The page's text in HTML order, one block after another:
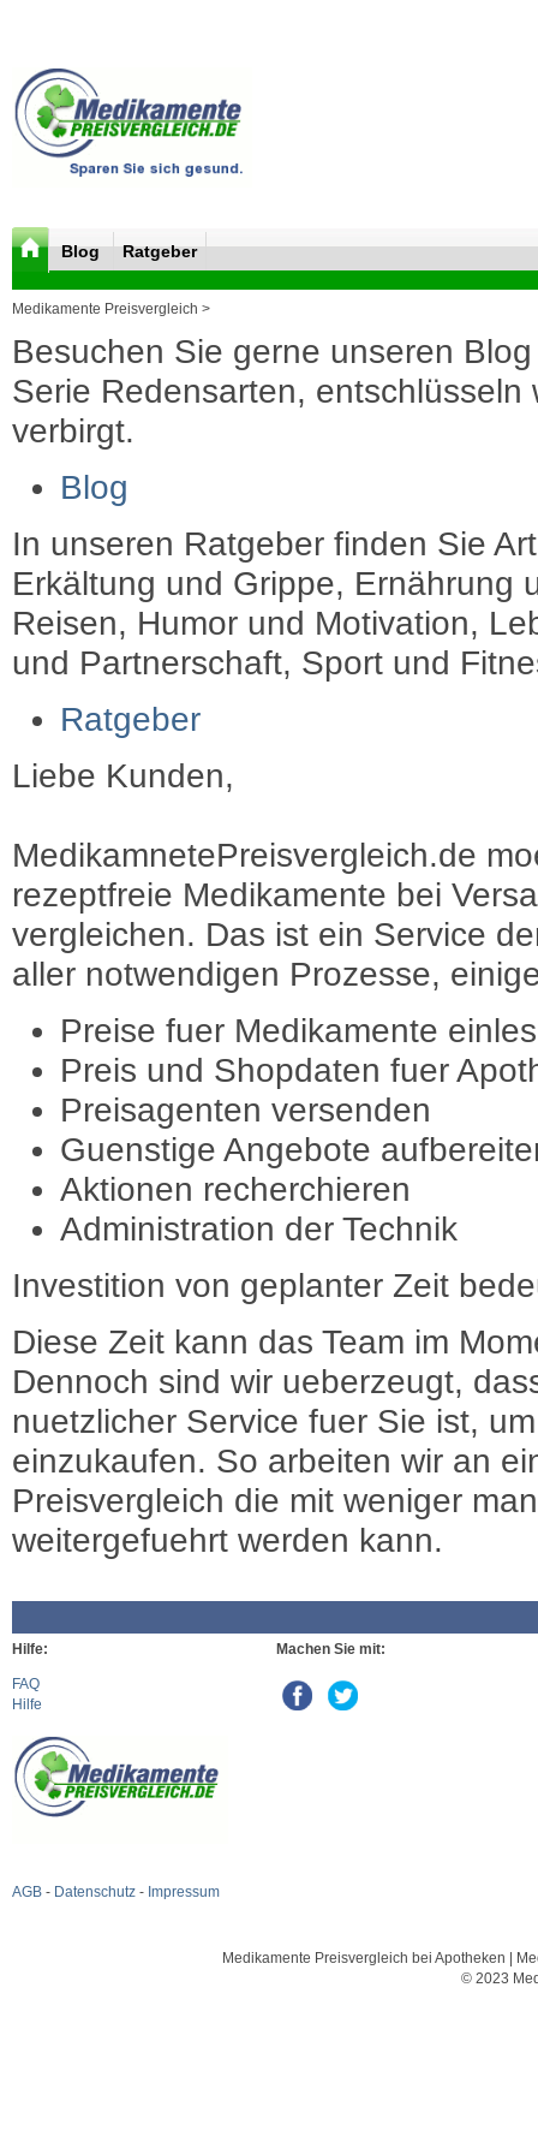
Blog Ratgeber
Medikamente Preisvergleich >
Besuchen Sie gerne unseren
Serie Redensarten, entschlüsseln
verbirgt.
Blog
In unseren Ratgeber finden Sie
Erkältung und Grippe, Ernährung
Reisen, Humor und Motivation,
und Partnerschaft, Sport und
Ratgeber
Liebe Kunden,
MedikamnetePreisvergleich.de
rezeptfreie Medikamente bei
vergleichen. Das ist ein Service
aller notwendigen Prozesse,
Preise fuer Medikamente
Preis und Shopdaten fuer
Preisagenten versenden
Guenstige Angebote
Aktionen recherchieren
Administration der Technik
Investition von geplanter Zeit
Diese Zeit kann das Team im
Dennoch sind wir ueberzeugt,
nuetzlicher Service fuer Sie ist,
einzukaufen. So arbeiten wir an
Preisvergleich die mit weniger
weitergefuehrt werden kann.
Hilfe:
FAQ
Hilfe
AGB - Datenschutz - Impressum
Machen Sie mit:
Medikamente Preisvergleich bei Apotheken |
© 2023